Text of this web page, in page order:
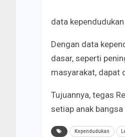
data
Dengan data
dasar, seperti
masyarakat, dapat
Tujuannya, tegas
setiap anak
Kependudukan